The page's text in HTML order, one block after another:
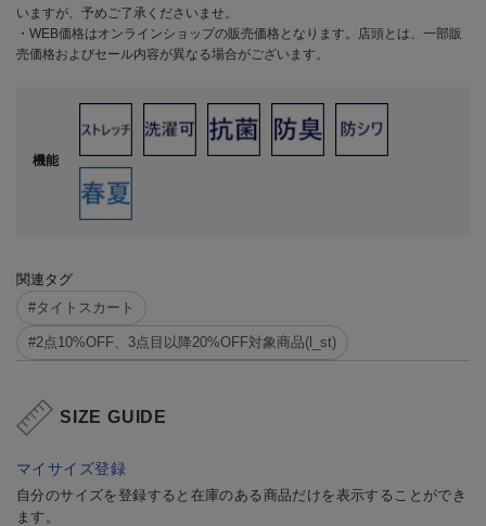
いますが、予めご了承くださいませ。
・WEB価格はオンラインショップの販売価格となります。店頭とは、一部販
売価格およびセール内容が異なる場合がございます。
機能
関連タグ
#タイトスカート
#2点10%OFF、3点目以降20%OFF対象商品(l_st)
SIZE GUIDE
マイサイズ登録
自分のサイズを登録すると在庫のある商品だけを表示することができ
ます。